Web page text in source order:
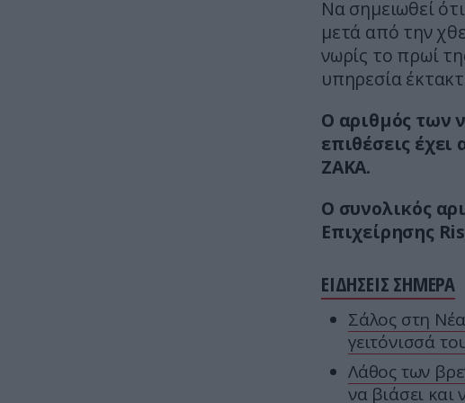
Να σημειωθεί
μετά από την
νωρίς το πρωί
υπηρεσία
Ο αριθμός των
επιθέσεις
ZAKA.
Ο συνολικός
Επιχείρησης
ΕΙΔΗΣΕΙΣ ΣΗΜΕΡΑ
Σάλος στη
γειτόνισσά
Λάθος των
να βιάσει και